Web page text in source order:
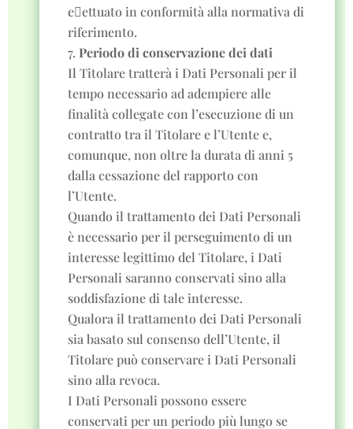
e􏰁ettuato in conformità alla normativa di
riferimento.
Periodo di conservazione dei dati
Il Titolare tratterà i Dati Personali per il
tempo necessario ad adempiere alle
finalità collegate con l’esecuzione di un
contratto tra il Titolare e l’Utente e,
comunque, non oltre la durata di anni 5
dalla cessazione del rapporto con
l’Utente.
Quando il trattamento dei Dati Personali
è necessario per il perseguimento di un
interesse legittimo del Titolare, i Dati
Personali saranno conservati sino alla
soddisfazione di tale interesse.
Qualora il trattamento dei Dati Personali
sia basato sul consenso dell’Utente, il
Titolare può conservare i Dati Personali
sino alla revoca.
I Dati Personali possono essere
conservati per un periodo più lungo se